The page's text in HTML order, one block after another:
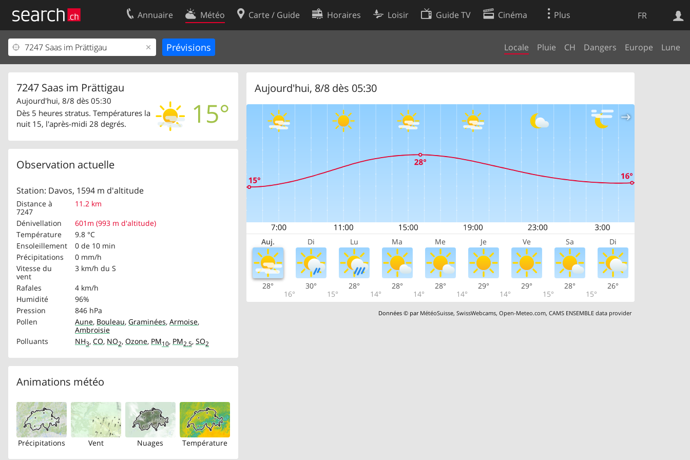
FR
Annuaire Météo Carte / Guide Horaires Loisir Guide TV Cinéma Plus
Locale Pluie CH Dangers Europe Lune
7247 Saas im Prättigau
15°
Aujourd'hui, 8/8 dès 05:30
Dès 5 heures stratus. Températures la
nuit 15, l'après-midi 28 degrés.
Observation actuelle
Station: Davos, 1594 m d'altitude
Distance à
7247
11.2 km
Dénivellation
601m (993 m d'altitude)
Température
9.8 °C
Ensoleillement
0 de 10 min
Précipitations
0 mm/h
Vitesse du
vent
3 km/h du S
Rafales
4 km/h
Humidité
96%
Pression
846 hPa
Pollen
Aune, Bouleau, Graminées, Armoise,
Ambroisie
Polluants
NH3, CO, NO2, Ozone, PM10, PM2.5, SO2
Animations météo
Précipitations Vent Nuages Température
Aujourd'hui, 8/8 dès 05:30
Auj. Di Lu Ma Me Je Ve Sa Di
28°
16°
30°
15°
28°
14°
28°
14°
28°
14°
29°
14°
29°
15°
28°
15°
26°
Données © par MétéoSuisse,SwissWebcams,Open-Meteo.com,CAMS ENSEMBLE data provider
Web
Votre inscription
Centre clients
Contact
Conditions d’utilisation
Préférences de cookies